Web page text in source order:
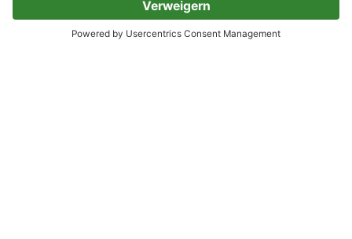
Code einlösen
Verlage
Partnerprogramm